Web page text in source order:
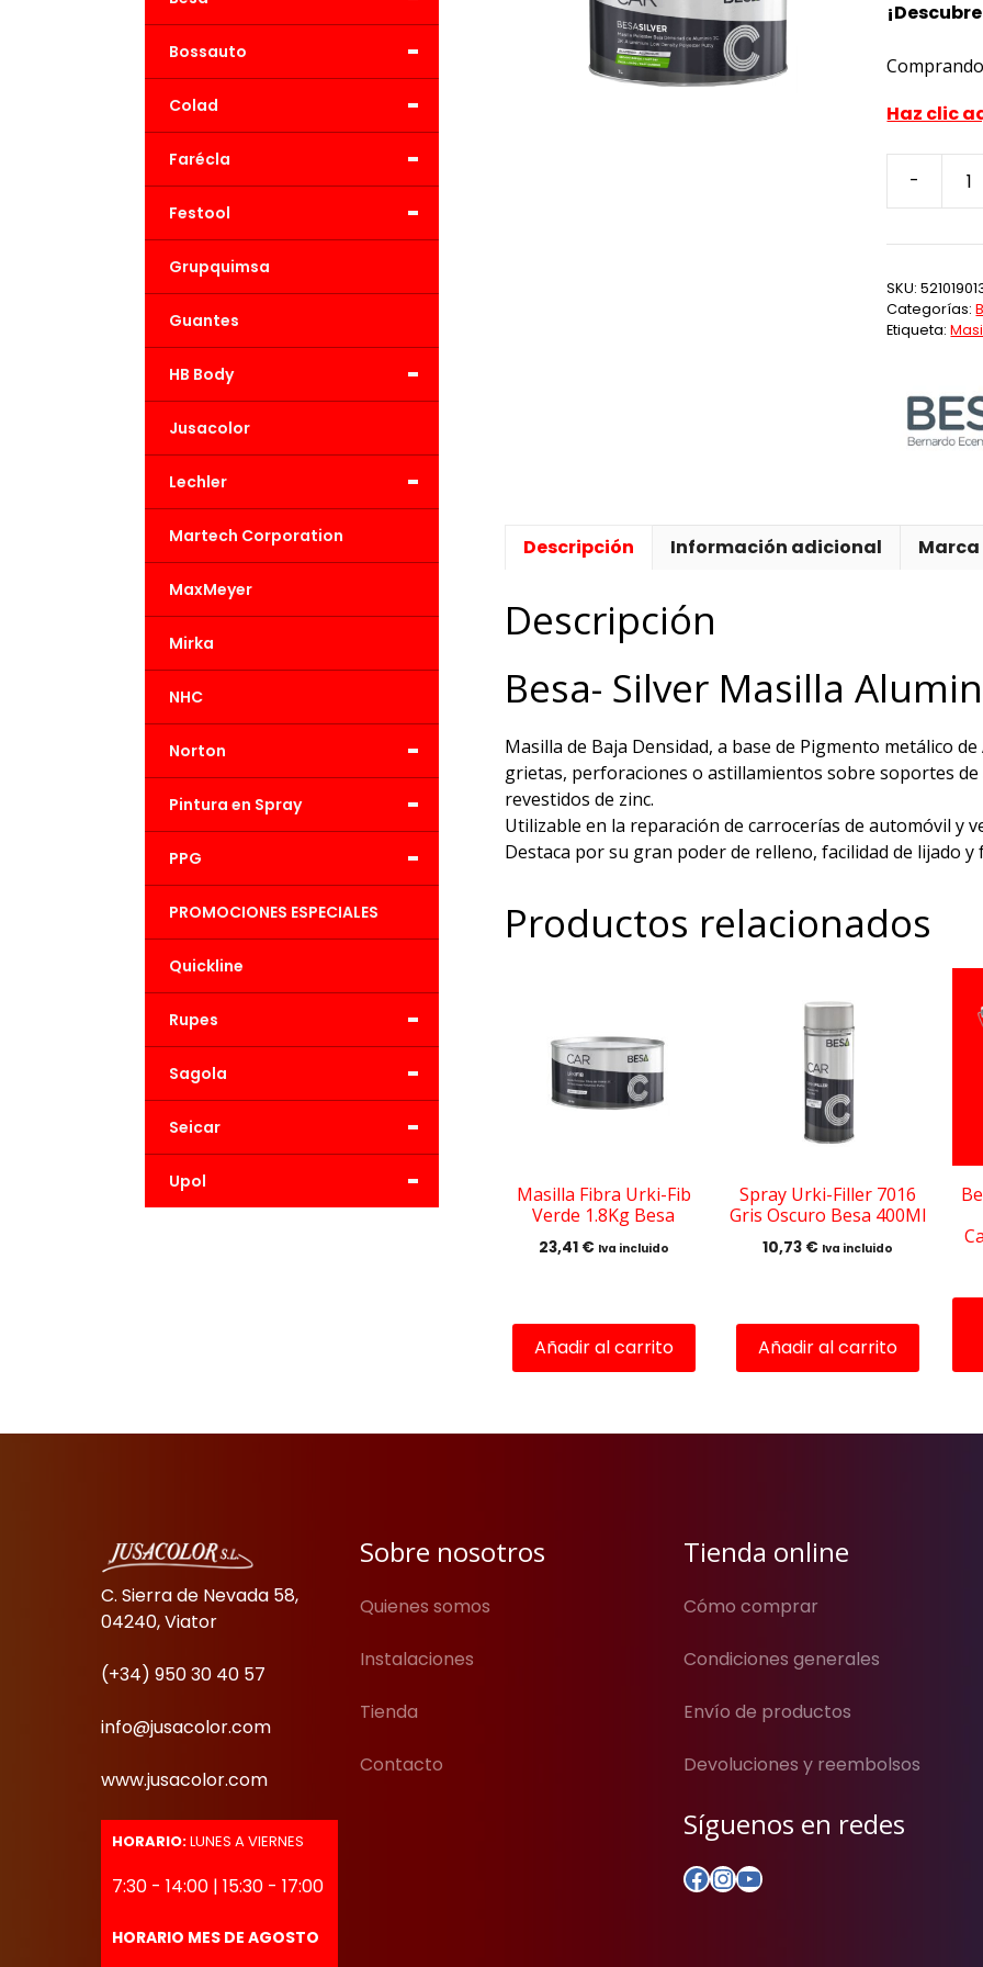
Haz clic
-
Masilla
1L
cantidad
SKU:
Categorías:
Etiqueta:
Descripción Información adicional Marca
Descripción
Besa- Silver Masilla
Masilla de Baja Densidad, a base de Pigmento metálico
grietas, perforaciones o astillamientos sobre soportes
revestidos de zinc.
Utilizable en la reparación de carrocerías de automóvil y
Destaca por su gran poder de relleno, facilidad de lijado y
Productos relacionados
Masilla Fibra Urki-Fib
Verde 1.8Kg Besa
23,41 € Iva incluido
Añadir al carrito
Spray Urki-Filler 7016
Gris Oscuro Besa 400Ml
10,73 € Iva incluido
Añadir al carrito
se
en
-
Bossauto
-
Colad
-
Farécla
-
Festool
Grupquimsa
Guantes
-
HB Body
Jusacolor
-
Lechler
Martech Corporation
MaxMeyer
Mirka
NHC
-
Norton
-
Pintura en Spray
-
PPG
PROMOCIONES ESPECIALES
Quickline
-
Rupes
-
Sagola
-
Seicar
-
Upol
C. Sierra de Nevada 58,
04240, Viator
(+34) 950 30 40 57
info@jusacolor.com
www.jusacolor.com
HORARIO:LUNES A VIERNES
7:30 - 14:00 | 15:30 - 17:00
HORARIO MES DE AGOSTO
Sobre nosotros
Quienes somos
Instalaciones
Tienda
Contacto
Tienda online
Cómo comprar
Condiciones generales
Envío de productos
Devoluciones y reembolsos
Síguenos en redes
Facebook
Instagram
YouTube